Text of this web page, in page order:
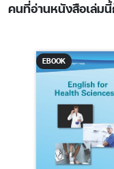
คนที่อ่านหนังสือเล่ม
EBOOK